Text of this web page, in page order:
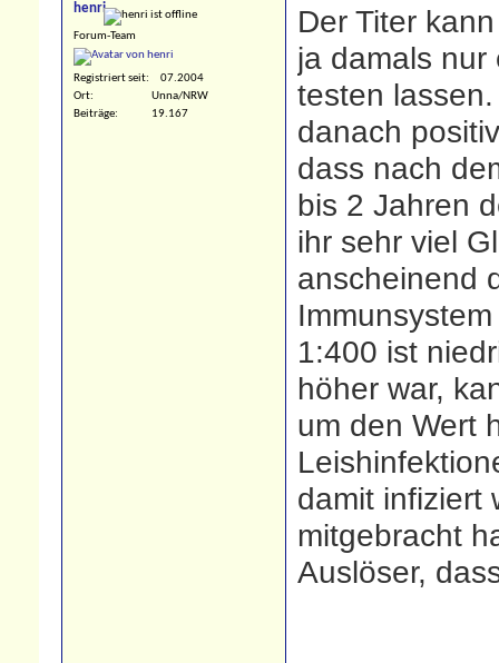
henri
Forum-Team
Registriert seit
07.2004
Ort
Unna/NRW
Beiträge
19.167
Der Titer
ja damals nur
testen
danach
dass nach
bis 2 Jahren
ihr sehr viel
anscheinend
1:400 ist
höher war,
um den Wert
damit infiziert
mitgebracht
Auslöser,